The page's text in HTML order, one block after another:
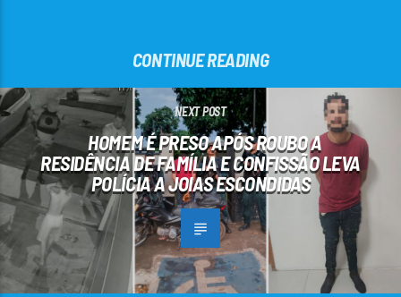
CONTINUE READING
NEXT POST
HOMEM É PRESO APÓS ROUBO A
RESIDÊNCIA DE FAMÍLIA E CONFISSÃO LEVA
POLÍCIA A JOIAS ESCONDIDAS